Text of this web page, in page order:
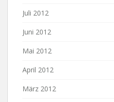
Juli 2012
Juni 2012
Mai 2012
April 2012
März 2012